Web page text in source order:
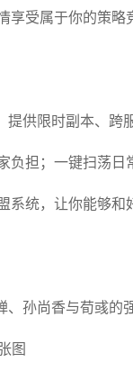
享受属于你的策略
提供限时副本、跨
负担；一键扫荡日
系统，让你能够和
、孙尚香与荀彧的